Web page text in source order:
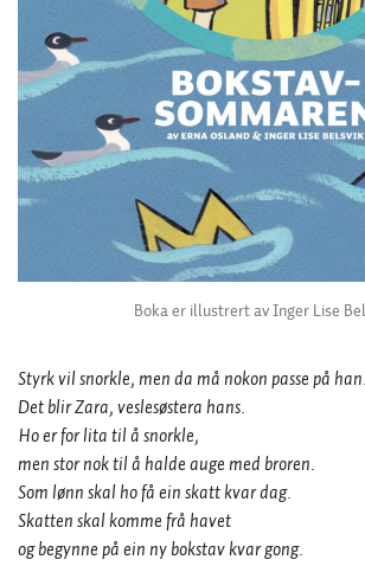
Boka er illustrert av Inger Lise
Styrk vil snorkle, men da må nokon passe på han.
Det blir Zara, veslesøstera hans.
Ho er for lita til å snorkle,
men stor nok til å halde auge med broren.
Som lønn skal ho få ein skatt kvar dag.
Skatten skal komme frå havet
og begynne på ein ny bokstav kvar gong.